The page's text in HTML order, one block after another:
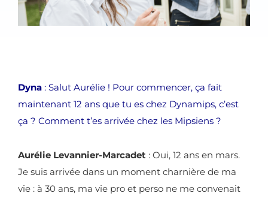
Dyna : Salut Aurélie ! Pour commencer, ça fait
maintenant 12 ans que tu es chez Dynamips, c’est
ça ? Comment t’es arrivée chez les Mipsiens ?
Aurélie Levannier-Marcadet : Oui, 12 ans en mars.
Je suis arrivée dans un moment charnière de ma
vie : à 30 ans, ma vie pro et perso ne me convenait